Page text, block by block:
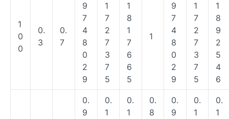
1
0
0
0.
3
0.
7
9
7
4
8
0
2
9
1
7
2
7
3
7
5
1
8
1
7
6
6
5
1
9
7
4
8
0
2
9
1
7
2
7
3
7
5
1
8
9
2
5
4
6
0.
9
0.
1
0.
1
0.
8
0.
9
0.
1
0.
1